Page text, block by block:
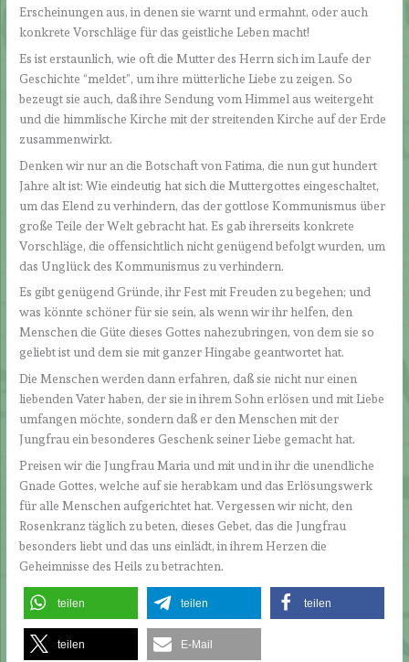
Erscheinungen aus, in denen sie warnt und ermahnt, oder auch
konkrete Vorschläge für das geistliche Leben macht!
Es ist erstaunlich, wie oft die Mutter des Herrn sich im Laufe der
Geschichte “meldet”, um ihre mütterliche Liebe zu zeigen. So
bezeugt sie auch, daß ihre Sendung vom Himmel aus weitergeht
und die himmlische Kirche mit der streitenden Kirche auf der Erde
zusammenwirkt.
Denken wir nur an die Botschaft von Fatima, die nun gut hundert
Jahre alt ist: Wie eindeutig hat sich die Muttergottes eingeschaltet,
um das Elend zu verhindern, das der gottlose Kommunismus über
große Teile der Welt gebracht hat. Es gab ihrerseits konkrete
Vorschläge, die offensichtlich nicht genügend befolgt wurden, um
das Unglück des Kommunismus zu verhindern.
Es gibt genügend Gründe, ihr Fest mit Freuden zu begehen; und
was könnte schöner für sie sein, als wenn wir ihr helfen, den
Menschen die Güte dieses Gottes nahezubringen, von dem sie so
geliebt ist und dem sie mit ganzer Hingabe geantwortet hat.
Die Menschen werden dann erfahren, daß sie nicht nur einen
liebenden Vater haben, der sie in ihrem Sohn erlösen und mit Liebe
umfangen möchte, sondern daß er den Menschen mit der
Jungfrau ein besonderes Geschenk seiner Liebe gemacht hat.
Preisen wir die Jungfrau Maria und mit und in ihr die unendliche
Gnade Gottes, welche auf sie herabkam und das Erlösungswerk
für alle Menschen aufgerichtet hat. Vergessen wir nicht, den
Rosenkranz täglich zu beten, dieses Gebet, das die Jungfrau
besonders liebt und das uns einlädt, in ihrem Herzen die
Geheimnisse des Heils zu betrachten.
teilen teilen teilen
teilen E-Mail